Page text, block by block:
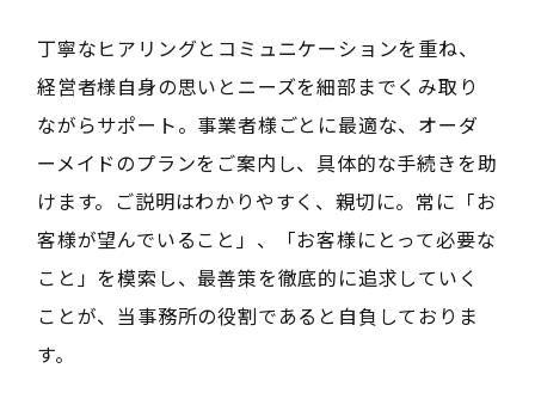
丁寧なヒアリングとコミュニケーションを重ね、
経営者様自身の思いとニーズを細部までくみ取り
ながらサポート。事業者様ごとに最適な、オーダ
ーメイドのプランをご案内し、具体的な手続きを助
けます。ご説明はわかりやすく、親切に。常に「お
客様が望んでいること」、「お客様にとって必要な
こと」を模索し、最善策を徹底的に追求していく
ことが、当事務所の役割であると自負しておりま
す。